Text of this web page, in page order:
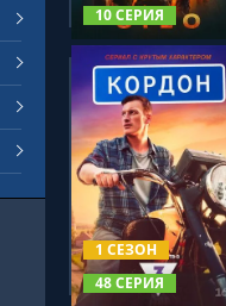
10 СЕРИЯ
1 СЕЗОН
48 СЕРИЯ
СМОТРЕТЬ ОНЛАЙН